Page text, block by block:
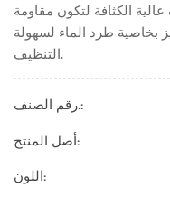
الكثافة لتكون مقاومة
بخاصية طرد الماء لسهولة
التنظيف.
رقم الصنف.:
أصل المنتج:
اللون: